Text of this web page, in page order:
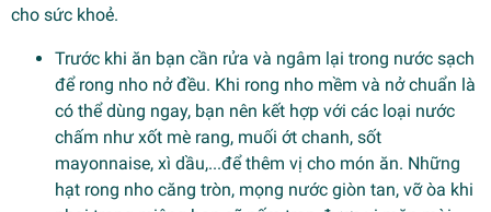
cho sức khoẻ.
Trước khi ăn bạn cần rửa và ngâm lại trong nước sạch
để rong nho nở đều. Khi rong nho mềm và nở chuẩn là
có thể dùng ngay, bạn nên kết hợp với các loại nước
chấm như xốt mè rang, muối ớt chanh, sốt
mayonnaise, xì dầu,...để thêm vị cho món ăn. Những
hạt rong nho căng tròn, mọng nước giòn tan, vỡ òa khi